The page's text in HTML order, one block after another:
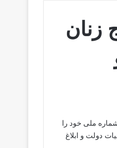
زنان
ملی خود را
در هیات دولت و ابلاغ